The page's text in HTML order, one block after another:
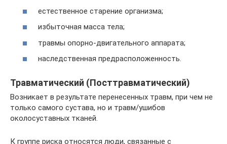
естественное старение организма;
избыточная масса тела;
травмы опорно-двигательного аппарата;
наследственная предрасположенность.
Травматический (Посттравматический)
Возникает в результате перенесенных травм, при чем не
только самого сустава, но и травм/ушибов
околосуставных тканей.
К группе риска относятся люди, связанные с